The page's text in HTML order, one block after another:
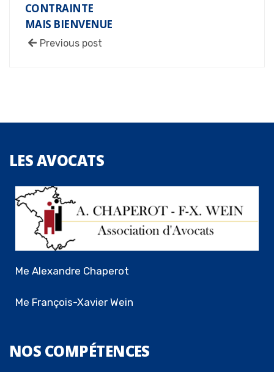
CONTRAINTE
MAIS BIENVENUE
Previous post
LESAVOCATS
Me Alexandre Chaperot
Me François-Xavier Wein
NOS COMPÉTENCES